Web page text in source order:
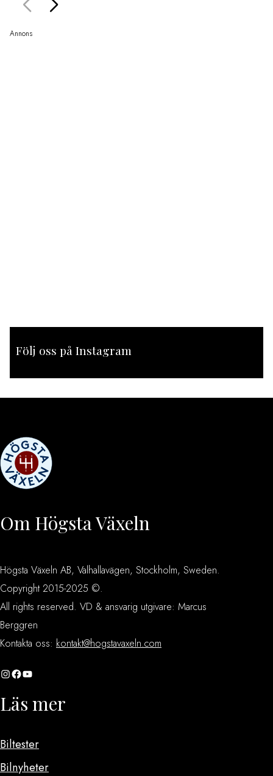
Annons
Följ oss på Instagram
Om Högsta Växeln
Högsta Växeln AB, Valhallavägen, Stockholm, Sweden.
Copyright 2015-2025 ©.
All rights reserved. VD & ansvarig utgivare: Marcus
Berggren
Kontakta oss: kontakt@hogstavaxeln.com
InstagramFacebook YouTube
Läs mer
Biltester
Bilnyheter